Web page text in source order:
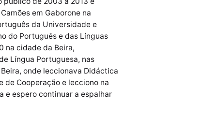
em Gaborone na
da Universidade e
do Português e das Línguas
na cidade da Beira,
Língua Portuguesa, nas
onde leccionava Didáctica
de Cooperação e lecciono na
e espero continuar a espalhar